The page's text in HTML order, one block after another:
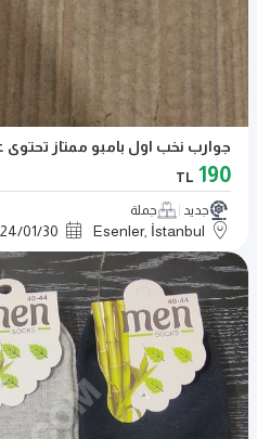
جوارب نخب اول بامبو ممتاز تحتوى على 12 زوج بسعر
190
TL
جديد جملة
Esenler, İstanbul
/01/30